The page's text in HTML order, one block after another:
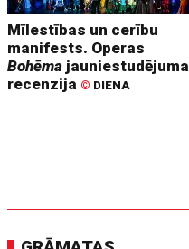
Mīlestības un cerību
manifests. Operas
Bohēma jauniestudējuma
recenzija © DIENA